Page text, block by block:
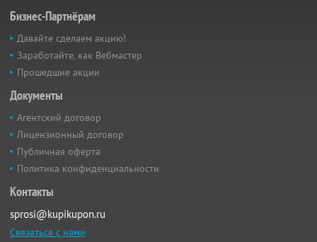
Бизнес-Партнёрам
Давайте сделаем акцию!
Заработайте, как Вебмастер
Прошедшие акции
Документы
Агентский договор
Лицензионный договор
Публичная оферта
Политика конфиденциальности
Контакты
sprosi@kupikupon.ru
Связаться с нами